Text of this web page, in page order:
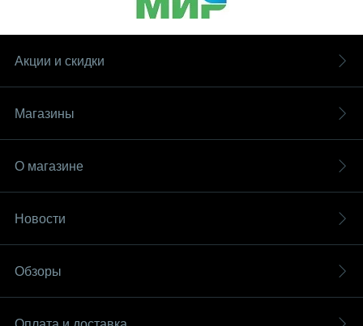
Акции и скидки
Магазины
О магазине
Новости
Обзоры